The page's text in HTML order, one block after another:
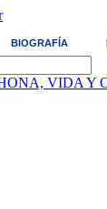
BIOGRAFÍA